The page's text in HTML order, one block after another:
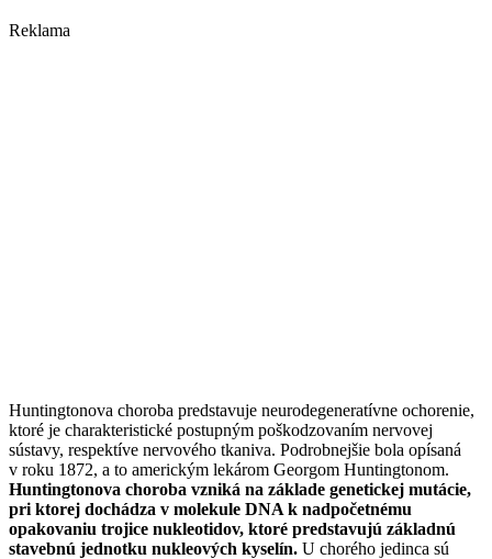
Reklama
Huntingtonova choroba predstavuje neurodegeneratívne ochorenie,
ktoré je charakteristické postupným poškodzovaním nervovej
sústavy, respektíve nervového tkaniva. Podrobnejšie bola opísaná
v roku 1872, a to americkým lekárom Georgom Huntingtonom.
Huntingtonova choroba vzniká na základe genetickej mutácie,
pri ktorej dochádza v molekule DNA k nadpočetnému
opakovaniu trojice nukleotidov, ktoré predstavujú základnú
stavebnú jednotku nukleových kyselín. U chorého jedinca sú